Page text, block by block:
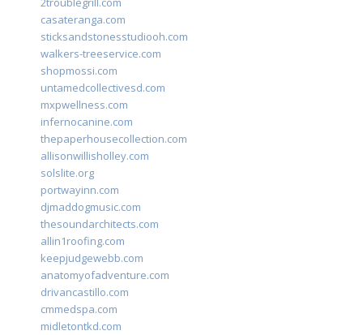
casateranga.com
sticksandstonesstudiooh.com
walkers-treeservice.com
shopmossi.com
untamedcollectivesd.com
mxpwellness.com
infernocanine.com
thepaperhousecollection.com
allisonwillisholley.com
solslite.org
portwayinn.com
djmaddogmusic.com
thesoundarchitects.com
allin1roofing.com
keepjudgewebb.com
anatomyofadventure.com
drivancastillo.com
cmmedspa.com
midletontkd.com